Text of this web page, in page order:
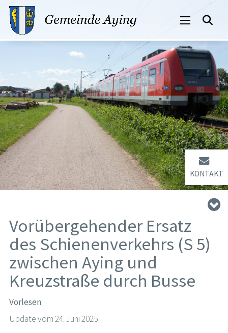
KONTAKT
Vorübergehender Ersatz
des Schienenverkehrs (S 5)
zwischen Aying und
Kreuzstraße durch Busse
Vorlesen
Update vom 24. Juni 2025